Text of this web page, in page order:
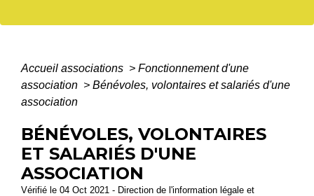
Accueil associations > Fonctionnement d'une
association > Bénévoles, volontaires et salariés d'une
association
BÉNÉVOLES, VOLONTAIRES
ET SALARIÉS D'UNE
ASSOCIATION
Vérifié le 04 Oct 2021 - Direction de l'information légale et